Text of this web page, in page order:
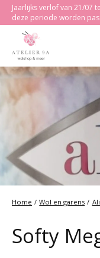
Jaarlijks verlof van 21/07
deze periode worden
Home / Wol en garens /
Softy